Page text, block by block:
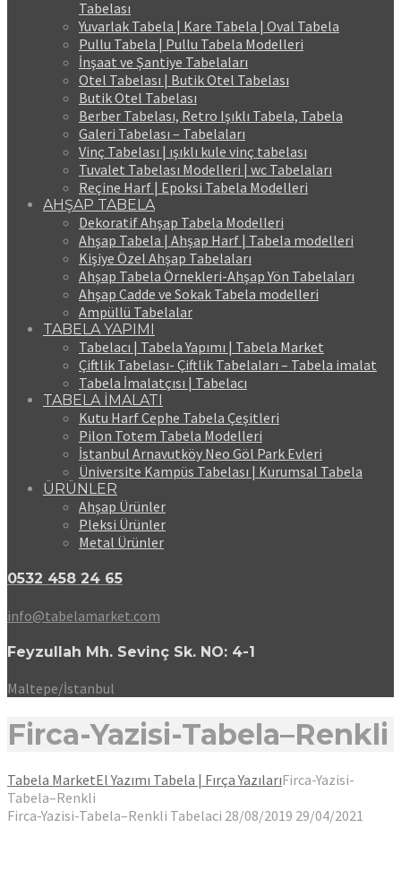
Tabelası
Yuvarlak Tabela | Kare Tabela | Oval Tabela
Pullu Tabela | Pullu Tabela Modelleri
İnşaat ve Şantiye Tabelaları
Otel Tabelası | Butik Otel Tabelası
Butik Otel Tabelası
Berber Tabelası, Retro Işıklı Tabela, Tabela
Galeri Tabelası – Tabelaları
Vinç Tabelası | ışıklı kule vinç tabelası
Tuvalet Tabelası Modelleri | wc Tabelaları
Reçine Harf | Epoksi Tabela Modelleri
AHŞAP TABELA
Dekoratif Ahşap Tabela Modelleri
Ahşap Tabela | Ahşap Harf | Tabela modelleri
Kişiye Özel Ahşap Tabelaları
Ahşap Tabela Örnekleri-Ahşap Yön Tabelaları
Ahşap Cadde ve Sokak Tabela modelleri
Ampüllü Tabelalar
TABELA YAPIMI
Tabelacı | Tabela Yapımı | Tabela Market
Çiftlik Tabelası- Çiftlik Tabelaları – Tabela imalat
Tabela İmalatçısı | Tabelacı
TABELA İMALATI
Kutu Harf Cephe Tabela Çeşitleri
Pilon Totem Tabela Modelleri
İstanbul Arnavutköy Neo Göl Park Evleri
Üniversite Kampüs Tabelası | Kurumsal Tabela
ÜRÜNLER
Ahşap Ürünler
Pleksi Ürünler
Metal Ürünler
0532 458 24 65
info@tabelamarket.com
Feyzullah Mh. Sevinç Sk. NO: 4-1
Maltepe/İstanbul
Firca-Yazisi-Tabela–Renkli
Tabela MarketEl Yazımı Tabela | Fırça YazılarıFirca-Yazisi-
Tabela–Renkli
Firca-Yazisi-Tabela–Renkli Tabelaci 28/08/2019 29/04/2021